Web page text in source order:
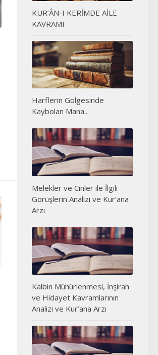
KUR’ÂN-I KERİMDE AİLE
KAVRAMI
Harflerin Gölgesinde
Kaybolan Mana..
Melekler ve Cinler ile İlgili
Görüşlerin Analizi ve Kur’ana
Arzı
Kalbin Mühürlenmesi, İnşirah
ve Hidayet Kavramlarının
Analizi ve Kur’ana Arzı